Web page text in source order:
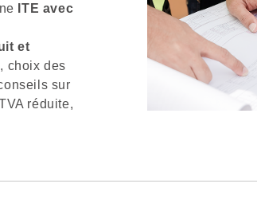
ITE avec
et
choix des
sur
réduite,